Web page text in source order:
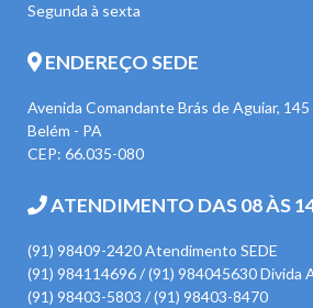
Segunda à sexta
ENDEREÇO SEDE
Avenida Comandante Brás de Aguiar, 145
Belém - PA
CEP: 66.035-080
ATENDIMENTO DAS 08 ÀS
(91) 98409-2420 Atendimento SEDE
(91) 984114696 / (91) 984045630 Divida
(91) 98403-5803 / (91) 98403-8470